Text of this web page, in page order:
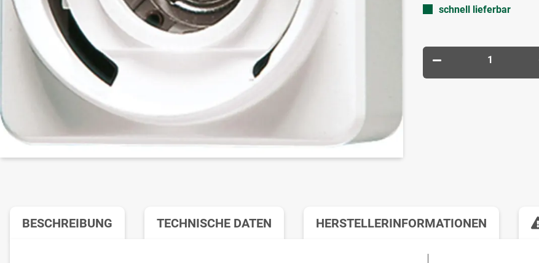
schnell lieferbar
BESCHREIBUNG TECHNISCHE DATEN HERSTELLERINFORMATIONEN